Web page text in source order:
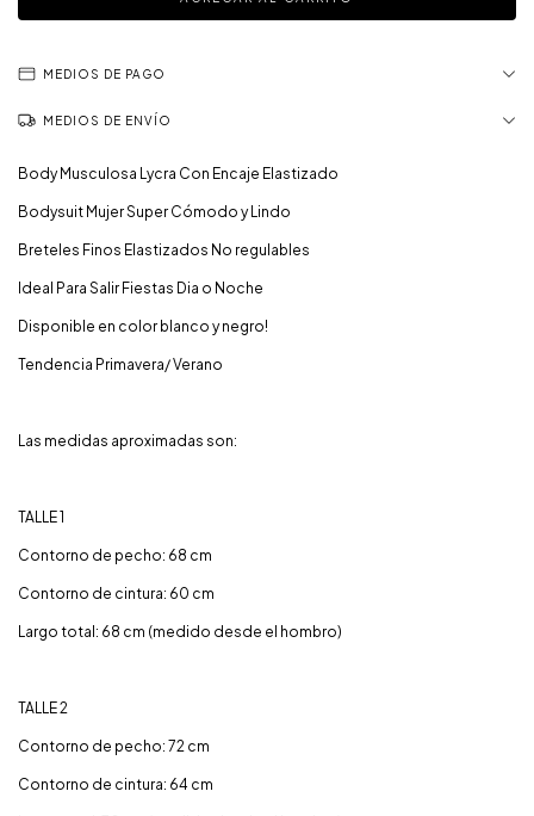
MEDIOS DE PAGO
MEDIOS DE ENVÍO
Body Musculosa Lycra Con Encaje Elastizado
Bodysuit Mujer Super Cómodo y Lindo
Breteles Finos Elastizados No regulables
Ideal Para Salir Fiestas Dia o Noche
Disponible en color blanco y negro!
Tendencia Primavera/ Verano
Las medidas aproximadas son:
TALLE 1
Contorno de pecho: 68 cm
Contorno de cintura: 60 cm
Largo total: 68 cm (medido desde el hombro)
TALLE 2
Contorno de pecho: 72 cm
Contorno de cintura: 64 cm